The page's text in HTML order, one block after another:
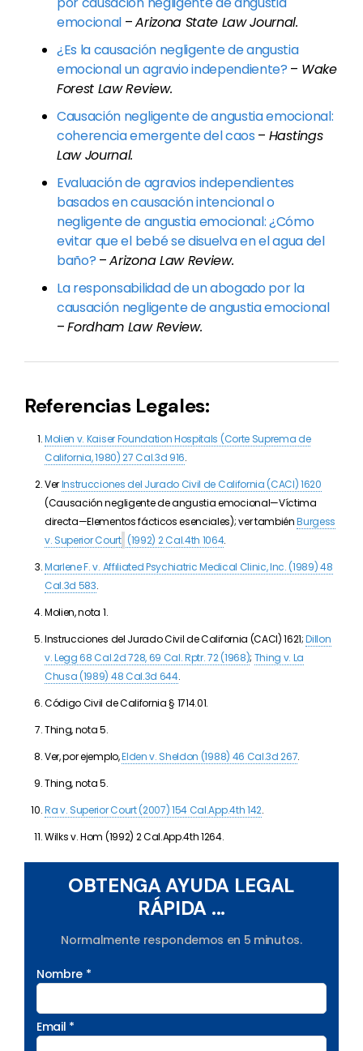
emocional –Arizona State Law Journal.
¿Es la causación negligente de angustia
emocional un agravio independiente? – Wake
Forest Law Review.
Causación negligente de angustia emocional:
coherencia emergente del caos – Hastings
Law Journal.
Evaluación de agravios independientes
basados en causación intencional o
negligente de angustia emocional: ¿Cómo
evitar que el bebé se disuelva en el agua del
baño? –Arizona Law Review.
La responsabilidad de un abogado por la
causación negligente de angustia emocional
–Fordham Law Review.
Referencias Legales:
Molien v. Kaiser Foundation Hospitals (Corte Suprema de
California, 1980) 27 Cal.3d 916.
VerInstrucciones del Jurado Civil de California (CACI) 1620
(Causación negligente de angustia emocional—Víctima
directa—Elementos fácticos esenciales); ver tambiénBurgess
v. Superior Court (1992) 2 Cal.4th 1064.
Marlene F. v. Affıliated Psychiatric Medical Clinic, Inc. (1989) 48
Cal.3d 583.
Molien, nota 1.
Instrucciones del Jurado Civil de California (CACI) 1621;Dillon
v. Legg 68 Cal.2d 728, 69 Cal. Rptr. 72 (1968); Thing v. La
Chusa (1989) 48 Cal.3d 644.
Código Civil de California § 1714.01.
Thing, nota 5.
Ver, por ejemplo,Elden v. Sheldon (1988) 46 Cal.3d 267.
Thing, nota 5.
Ra v. Superior Court (2007) 154 Cal.App.4th 142.
Wilks v. Hom (1992) 2 Cal.App.4th 1264.
OBTENGA AYUDA LEGAL
RÁPIDA ...
Normalmente respondemos en 5 minutos.
Nombre *
Email *